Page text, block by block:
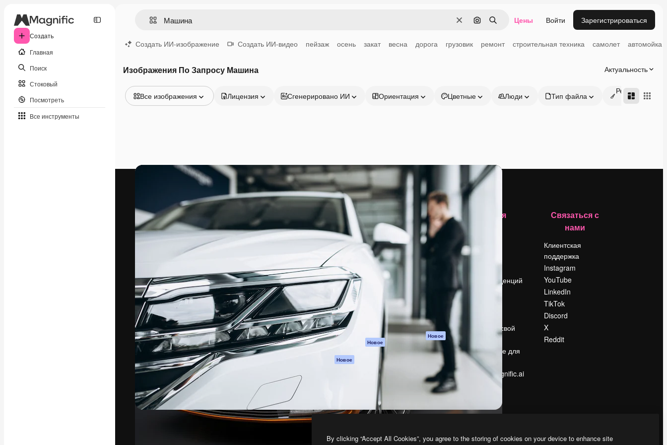
Создать
Главная
Поиск
Стоковый
Посмотреть
Все инструменты
ОчиститьПоиск по изображению
Поиск Цены Войти Зарегистрироваться
Создать ИИ-изображение Создать ИИ-видео пейзаж осень закат весна дорога грузовик ремонт строительная техника самолет автомойка
Изображения По Запросу Машина Актуальность
Все изображения
Видео
3D-модели
Шрифты
Лицензия Сгенерировано ИИ Ориентация Цветные Люди Тип файла
Редактируемые
онлайн
Креативная платформа для создания
ваших лучших работ. Более 1 миллиона
подписчиков среди креаторов,
Pусский
Продукция
Spaces
ИИ-помощник
Генератор
изображений ИИ
Генератор видео
Генератор голоса
на основе ИИ
Стоковый контент
MCP для
Новое
Новое
Все инструменты
Начать
Academy
Документация по
Пакету ИИ
Служба
поддержки
положения
Политика
конфиденциальности
Оригиналы Новое
Политика файлов
Центр доверия
Предприятие
Компания
О нас
Reviews
Поиск тенденций
Продайте свой
Помещение для
прессы
Ищете magnific.ai
Связаться с
нами
Клиентская
поддержка
Instagram
YouTube
LinkedIn
TikTok
Discord
X
Reddit
By clicking “Accept All Cookies”, you agree to the storing of cookies on your device to enhance site